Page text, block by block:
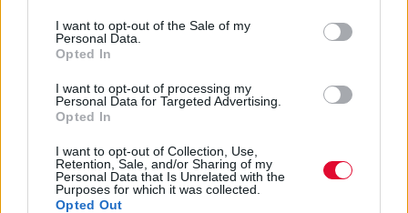
I want to opt-out of the Sale of my
Personal Data.
Opted In
I want to opt-out of processing my
Personal Data for Targeted Advertising.
Opted In
I want to opt-out of Collection, Use,
Retention, Sale, and/or Sharing of my
Personal Data that Is Unrelated with the
Purposes for which it was collected.
Opted Out